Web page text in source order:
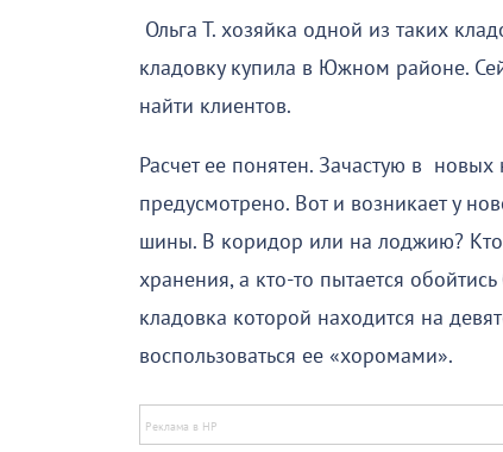
Ольга Т. хозяйка одной из таких
кладовку купила в Южном районе.
найти клиентов.
Расчет ее понятен. Зачастую в
предусмотрено. Вот и возникает у
шины. В коридор или на лоджию?
хранения, а кто-то пытается
кладовка которой находится на
воспользоваться ее «хоромами».